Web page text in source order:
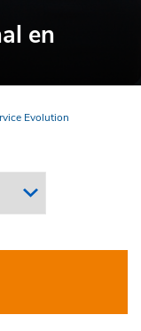
en
Evolution